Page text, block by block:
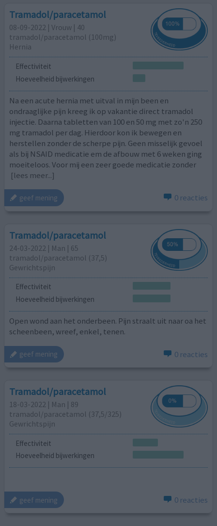
Tramadol/paracetamol
08-09-2022 | Vrouw | 40
tramadol/paracetamol (100mg)
Hernia
Effectiviteit
Hoeveelheid bijwerkingen
Na een acute hernia met uitval in mijn been en
ondraaglijke pijn kreeg ik op vakantie direct tramadol
injectie. Daarna tabletten van 100 en 50 mg met zo'n 250
mg tramadol per dag. Hierdoor kon ik bewegen en
herstellen zonder de scherpe pijn. Geen misselijk gevoel
als bij NSAID medicatie em de afbouw met 6 weken ging
moeiteloos. Voor mij een zeer goede medicatie zonder
[lees meer...]
geef mening 0 reacties
Tramadol/paracetamol
24-03-2022 | Man | 65
tramadol/paracetamol (37,5)
Gewrichtspijn
Effectiviteit
Hoeveelheid bijwerkingen
Open wond aan het onderbeen. Pijn straalt uit naar oa het
scheenbeen, wreef, enkel, tenen.
geef mening 0 reacties
Tramadol/paracetamol
18-03-2022 | Man | 89
tramadol/paracetamol (37,5/325)
Gewrichtspijn
Effectiviteit
Hoeveelheid bijwerkingen
geef mening 0 reacties